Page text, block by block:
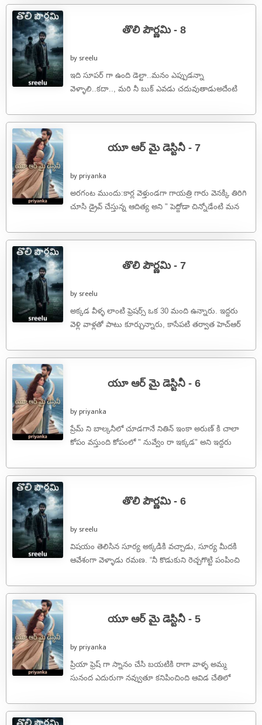
తొలి పౌర్ణమి - 8
by sreelu
ఇది సూపర్ గా ఉంది డెల్టా..మనం ఎప్పుడన్నా
వెళ్ళాలి..కదా.., మరి నీ బుక్ ఎవడు చదువుతాడుఅదేంటి
నేను నిజం ...
యూ ఆర్ మై డెస్టినీ - 7
by priyanka
అరగంట ముందు:కార్ల వెళ్తుండగా గాయత్రి గారు వెనక్కి తిరిగి
చూసి డ్రైవ్ చేస్తున్న ఆదిత్య అని " పెద్దోడా చిన్నోడేంటి మన
తొలి పౌర్ణమి - 7
by sreelu
అక్కడ వీళ్ళ లాంటి ఫ్రెషర్స్ ఒక 30 మంది ఉన్నారు. ఇద్దరు
వెళ్లి వాళ్లతో పాటు కూర్చున్నారు, కాసేపటి తర్వాత హెచ్ఆర్
యూ ఆర్ మై డెస్టినీ - 6
by priyanka
ప్రేమ్ ని బాల్కనీలో చూడగానే నితిన్ ఇంకా అరుణ్ కి చాలా
కోపం వస్తుంది కోపంలో " నువ్వేం రా ఇక్కడ" అని ఇద్దరు
తొలి పౌర్ణమి - 6
by sreelu
విషయం తెలిసిన సూర్య అక్కడికి వచ్చాడు, సూర్య మీదకి
ఆవేశంగా వెళ్ళాడు రమణ. “నీ కొడుకుని రెచ్చగొట్టి పంపించి
యూ ఆర్ మై డెస్టినీ - 5
by priyanka
ప్రియా ఫ్రెష్ గా స్నానం చేసి బయటికి రాగా వాళ్ళ అమ్మ
సునంద ఎదురుగా నవ్వుతూ కనిపించింది ఆవిడ చేతిలో